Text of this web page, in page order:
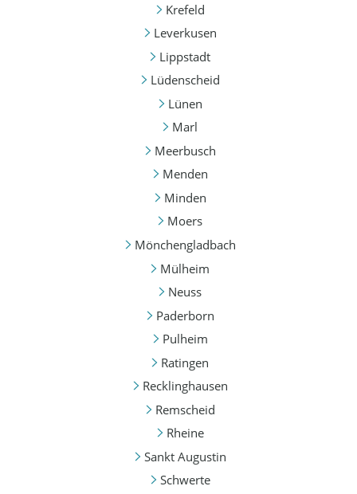
Krefeld
Leverkusen
Lippstadt
Lüdenscheid
Lünen
Marl
Meerbusch
Menden
Minden
Moers
Mönchengladbach
Mülheim
Neuss
Paderborn
Pulheim
Ratingen
Recklinghausen
Remscheid
Rheine
Sankt Augustin
Schwerte